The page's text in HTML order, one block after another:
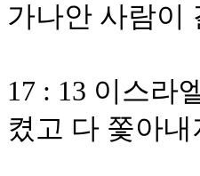
가나안 사람이
17 : 13 이스라
켰고 다 쫓아